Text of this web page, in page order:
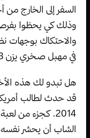
السفر إلى الخارج من
وذلك كي يحظوا
والاحتكاك بوجهات
في مهبل صخري يزن 33 طناً!
هل تبدو لك هذه
قد حدث لطالب
2014. كجزء من
الشاب أن يحشر